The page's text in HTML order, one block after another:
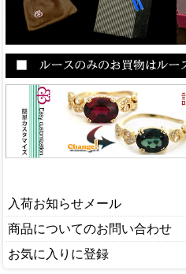
入荷お知らせメール
商品についてのお問い合わせ
お気に入りに登録